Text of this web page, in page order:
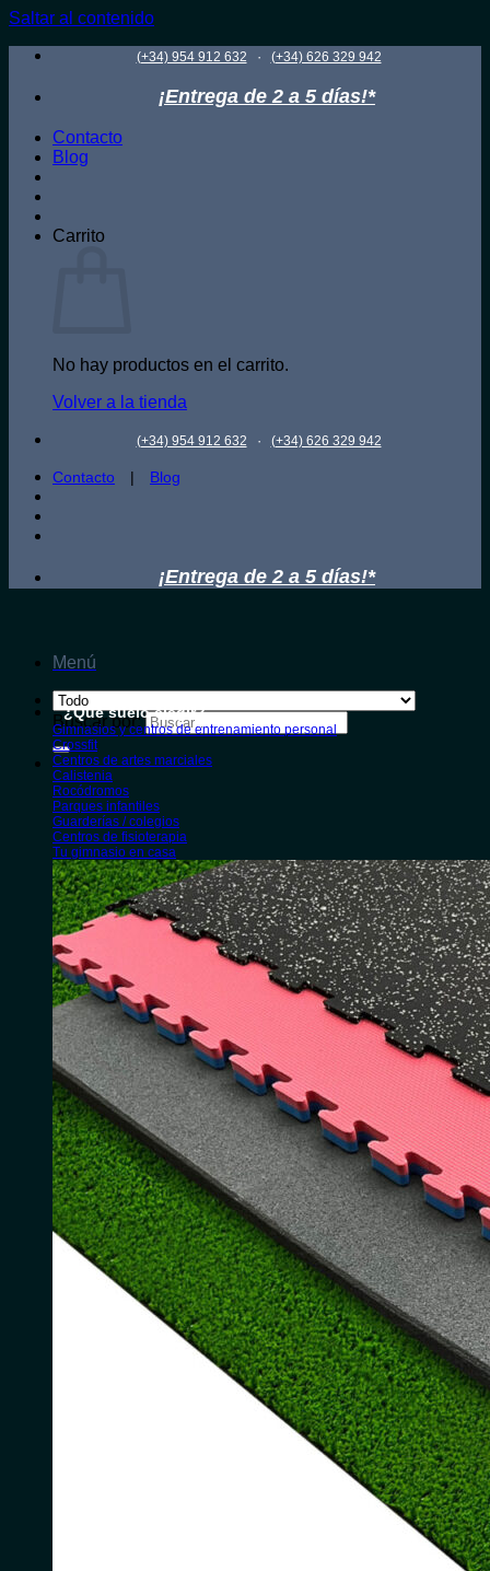
Saltar al contenido
(+34) 954 912 632 · (+34) 626 329 942
¡Entrega de 2 a 5 días!*
Contacto
Blog
Carrito
No hay productos en el carrito.
Volver a la tienda
(+34) 954 912 632 · (+34) 626 329 942
Contacto | Blog
¡Entrega de 2 a 5 días!*
Menú
Buscar por:
¿Qué suelo elegir?
Gimnasios y centros de entrenamiento personal
Crossfit
Centros de artes marciales
Calistenia
Rocódromos
Parques infantiles
Guarderías / colegios
Centros de fisioterapia
Tu gimnasio en casa